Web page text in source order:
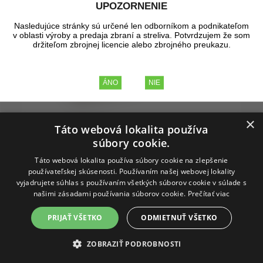
Varič skladací FIREDRAGON
Ľahký, kompaktný, opakovane použiteľný skladací varič
UPOZORNENIE
Nasledujúce stránky sú určené len odborníkom a podnikateľom
v oblasti výroby a predaja zbraní a streliva. Potvrdzujem že som
držiteľom zbrojnej licencie alebo zbrojného preukazu.
×
Táto webová lokalita používa
súbory cookie.
Táto webová lokalita používa súbory cookie na zlepšenie
používateľskej skúsenosti. Používaním našej webovej lokality
vyjadrujete súhlas s používaním všetkých súborov cookie v súlade s
našimi zásadami používania súborov cookie. Prečítať viac
PRIJAŤ VŠETKO ODMIETNUŤ VŠETKO
ZOBRAZIŤ PODROBNOSTI